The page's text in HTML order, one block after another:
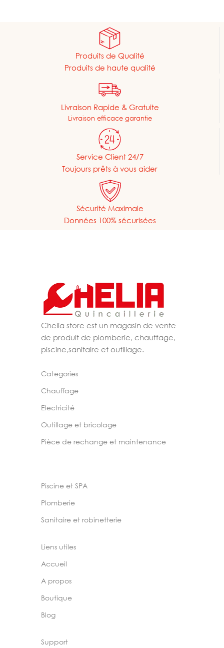
Produits de Qualité
Produits de haute qualité
Livraison Rapide & Gratuite
Livraison efficace garantie
Service Client 24/7
Toujours prêts à vous aider
Sécurité Maximale
Données 100% sécurisées
Chelia store est un magasin de vente
de produit de plomberie, chauffage,
piscine,sanitaire et outillage.
Categories
Chauffage
Electricité
Outillage et bricolage
Pièce de rechange et maintenance
Piscine et SPA
Plomberie
Sanitaire et robinetterie
Liens utiles
Accueil
A propos
Boutique
Blog
Support